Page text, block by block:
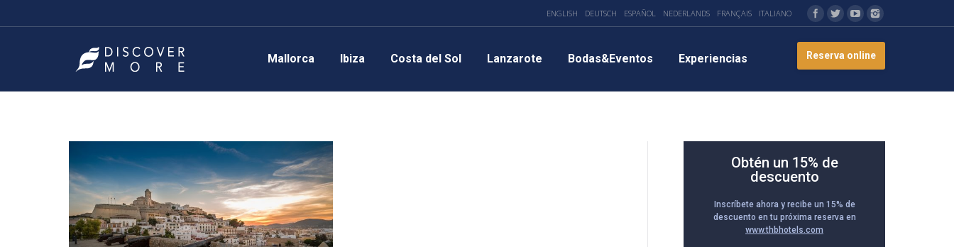
ENGLISH DEUTSCH ESPAÑOL NEDERLANDS FRANÇAIS ITALIANO
Mallorca Ibiza Costa del Sol Lanzarote Bodas&Eventos Experiencias Reserva online
Obtén un 15% de
descuento
Inscríbete ahora y recibe un 15% de
descuento en tu próxima reserva en
www.thbhotels.com